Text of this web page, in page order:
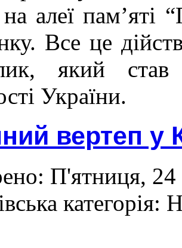
на алеї пам’яті
Все це
який
України.
вертеп у
П'ятниця, 24
категорія: